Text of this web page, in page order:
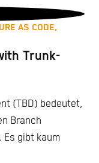
AS CODE,
Trunk-
(TBD) bedeutet,
Branch
gibt kaum